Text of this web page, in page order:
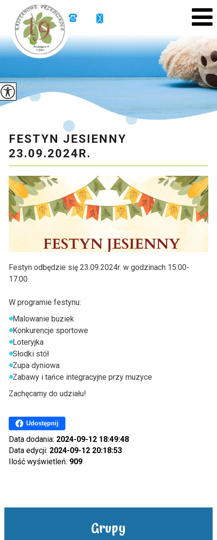
FESTYN JESIENNY
23.09.2024R.
Festyn odbędzie się 23.09.2024r. w godzinach 15:00-
17:00.
W programie festynu:
Malowanie buziek
Konkurencje sportowe
Loteryjka
Słodki stół
Zupa dyniowa
Zabawy i tańce integracyjne przy muzyce
Zachęcamy do udziału!
Udostępnij
Data dodania: 2024-09-12 18:49:48
Data edycji: 2024-09-12 20:18:53
Ilość wyświetleń: 909
Grupy